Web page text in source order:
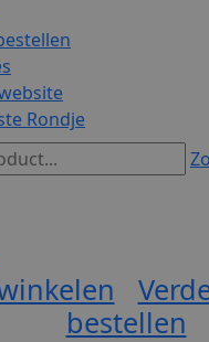
Rondje
bestellen